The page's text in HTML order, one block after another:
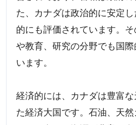
た、カナダは政治的に安定
的にも評価されています。
や教育、研究の分野でも国
います。
経済的には、カナダは豊富
た経済大国です。石油、天